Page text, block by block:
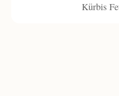
Kürbis